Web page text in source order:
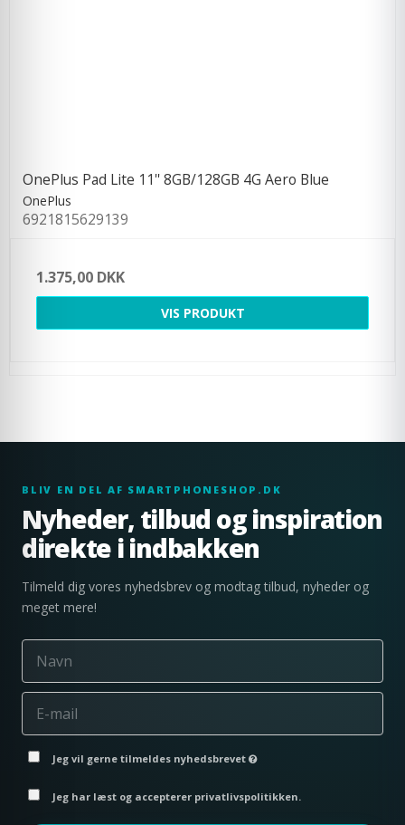
OnePlus Pad Lite 11'' 8GB/128GB 4G Aero Blue
OnePlus
6921815629139
1.375,00 DKK
VIS PRODUKT
BLIV EN DEL AF SMARTPHONESHOP.DK
Nyheder, tilbud og inspiration
direkte i indbakken
Tilmeld dig vores nyhedsbrev og modtag tilbud, nyheder og
meget mere!
Jeg vil gerne tilmeldes nyhedsbrevet
Jeg har læst og accepterer privatlivspolitikken.